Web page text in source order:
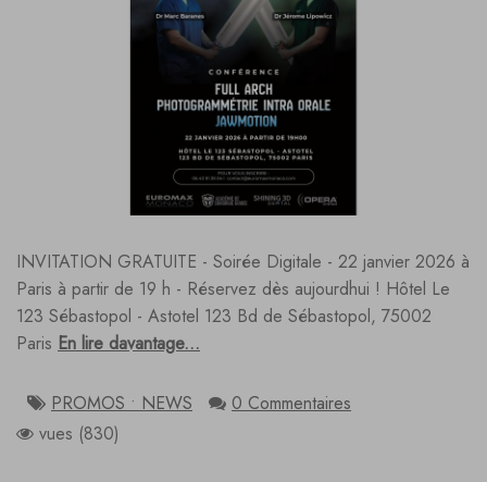
INVITATION GRATUITE - Soirée Digitale - 22 janvier 2026 à
Paris à partir de 19 h - Réservez dès aujourdhui ! Hôtel Le
123 Sébastopol - Astotel 123 Bd de Sébastopol, 75002
Paris En lire davantage...
PROMOS • NEWS
0 Commentaires
vues (830)